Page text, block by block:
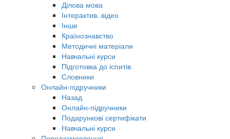
Ділова мова
Інтерактив. відео
Інше
Країнознавство
Методичні матеріали
Навчальні курси
Підготовка до іспитів
Словники
Онлайн-підручники
Назад
Онлайн-підручники
Подарункові сертифікати
Навчальні курси